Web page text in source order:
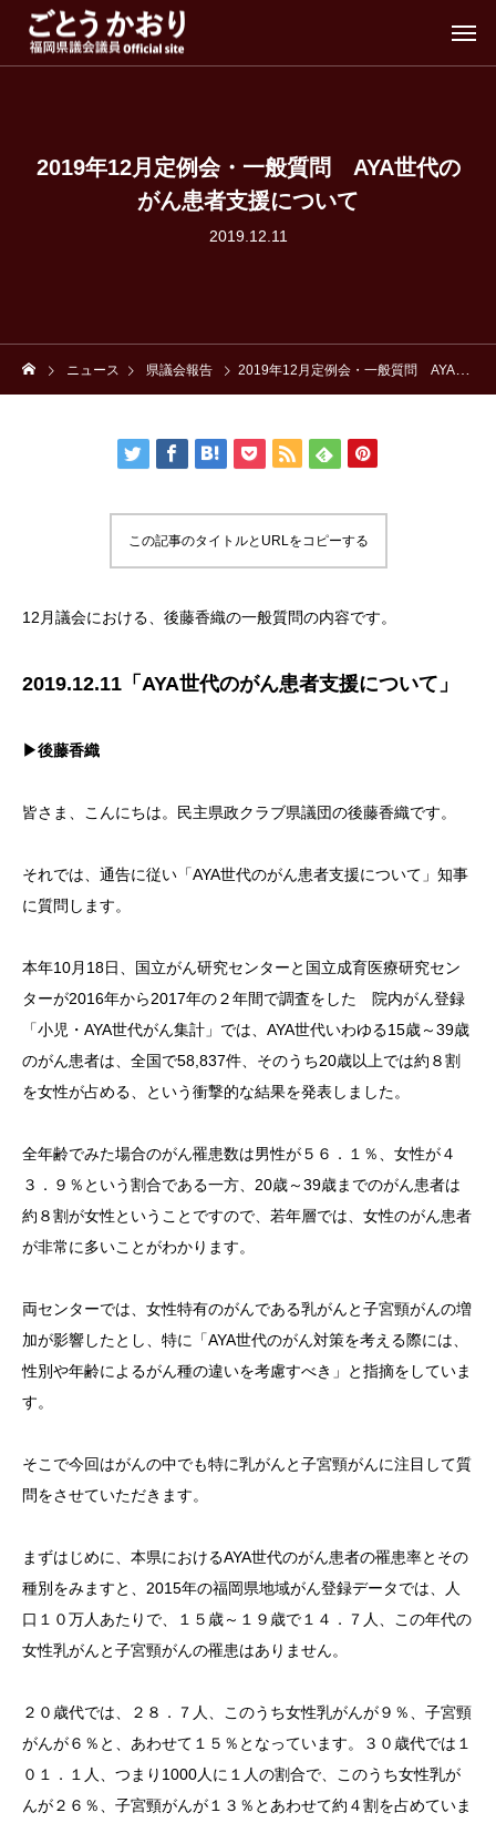
2019年12月定例会・一般質問 AYA世代の
がん患者支援について
2019.12.11
ニュース 県議会報告 2019年12月定例会・一般質問 AYA世代のがん患者支援について
この記事のタイトルとURLをコピーする
12月議会における、後藤香織の一般質問の内容です。
2019.12.11「AYA世代のがん患者支援について」
▶後藤香織
皆さま、こんにちは。民主県政クラブ県議団の後藤香織です。
それでは、通告に従い「AYA世代のがん患者支援について」知事
に質問します。
本年10月18日、国立がん研究センターと国立成育医療研究セン
ターが2016年から2017年の２年間で調査をした 院内がん登録
「小児・AYA世代がん集計」では、AYA世代いわゆる15歳～39歳
のがん患者は、全国で58,837件、そのうち20歳以上では約８割
を女性が占める、という衝撃的な結果を発表しました。
全年齢でみた場合のがん罹患数は男性が５６．１％、女性が４
３．９％という割合である一方、20歳～39歳までのがん患者は
約８割が女性ということですので、若年層では、女性のがん患者
が非常に多いことがわかります。
両センターでは、女性特有のがんである乳がんと子宮頸がんの増
加が影響したとし、特に「AYA世代のがん対策を考える際には、
性別や年齢によるがん種の違いを考慮すべき」と指摘をしていま
す。
そこで今回はがんの中でも特に乳がんと子宮頸がんに注目して質
問をさせていただきます。
まずはじめに、本県におけるAYA世代のがん患者の罹患率とその
種別をみますと、2015年の福岡県地域がん登録データでは、人
口１０万人あたりで、１５歳～１９歳で１４．７人、この年代の
女性乳がんと子宮頸がんの罹患はありません。
２０歳代では、２８．７人、このうち女性乳がんが９％、子宮頸
がんが６％と、あわせて１５％となっています。３０歳代では１
０１．１人、つまり1000人に１人の割合で、このうち女性乳が
んが２６％、子宮頸がんが１３％とあわせて約４割を占めていま